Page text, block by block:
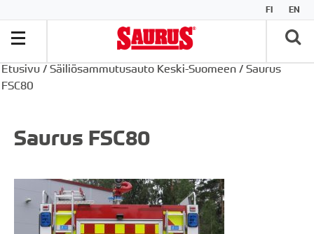
FI EN
Etusivu / Säiliösammutusauto Keski-Suomeen / Saurus
FSC80
Saurus FSC80